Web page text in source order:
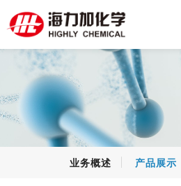
业务概述 产品展示